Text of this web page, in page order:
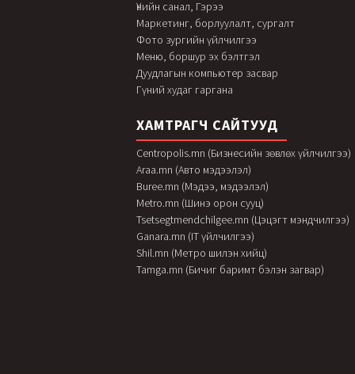
Үнийн санал, Гэрээ
Маркетинг, борлуулалт, сургалт
Фото зургийн үйлчилгээ
Меню, боршур эх бэлтгэл
Дуудлагын компьютер засвар
Гүний худаг гаргана
ХАМТРАГЧ САЙТУУД
Centropolis.mn (Бизнесийн зөвлөх үйлчилгээ)
Araa.mn (Авто мэдээлэл)
Buree.mn (Мэдээ, мэдээлэл)
Metro.mn (Шинэ орон сууц)
Tsetsegtmendchilgee.mn (Цэцэгт мэндчилгээ)
Ganara.mn (IT үйлчилгээ)
Shil.mn (Метро шилэн хийц)
Tamga.mn (Бичиг баримт бэлэн загвар)